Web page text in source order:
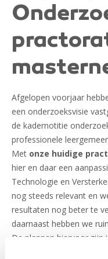
Afgelopen voorjaar
een onderzoeksvisie
de kadernotitie
professionele
Met onze huidige
hier en daar een
Technologie en
nog steeds relevant en
resultaten nog beter te
daarnaast hebben we
De plannen hiervoor zijn